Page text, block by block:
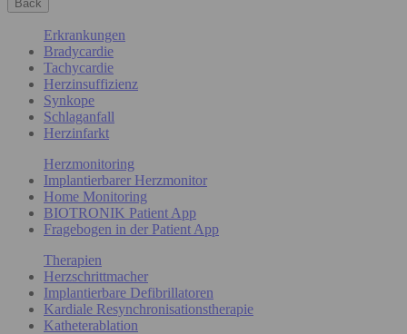
Back
Erkrankungen
Bradycardie
Tachycardie
Herzinsuffizienz
Synkope
Schlaganfall
Herzinfarkt
Herzmonitoring
Implantierbarer Herzmonitor
Home Monitoring
BIOTRONIK Patient App
Fragebogen in der Patient App
Therapien
Herzschrittmacher
Implantierbare Defibrillatoren
Kardiale Resynchronisationstherapie
Katheterablation